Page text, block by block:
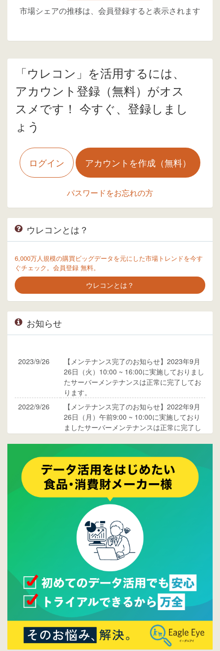
市場シェアの推移は、会員登録すると表示されます
「ウレコン」を活用するには、
アカウント登録（無料）がオス
スメです！ 今すぐ、登録しまし
ょう
ログイン アカウントを作成（無料）
パスワードをお忘れの方
ウレコンとは？
6,000万人規模の購買ビッグデータを元にした市場トレンドを今す
ぐチェック。会員登録 無料。
ウレコンとは？
お知らせ
2023/9/26
【メンテナンス完了のお知らせ】2023年9月
26日（火）10:00 ~ 16:00に実施しておりまし
たサーバーメンテナンスは正常に完了してお
ります。
2022/9/26
【メンテナンス完了のお知らせ】2022年9月
26日（月）午前9:00 ~ 10:00に実施しており
ましたサーバーメンテナンスは正常に完了し
ご覧ください。
2015/10/19
ウレコンのサイト機能を大幅バージョンアッ
プ。詳細はこちら。⇒告知ページへ
2015/09/28
ウレコンが機能拡充し、サイトリニューアル
しました。⇒
ウレコンFacebook
Facebookページを開設しました。詳細は
ら。
ウレコンサイトリリースしました。